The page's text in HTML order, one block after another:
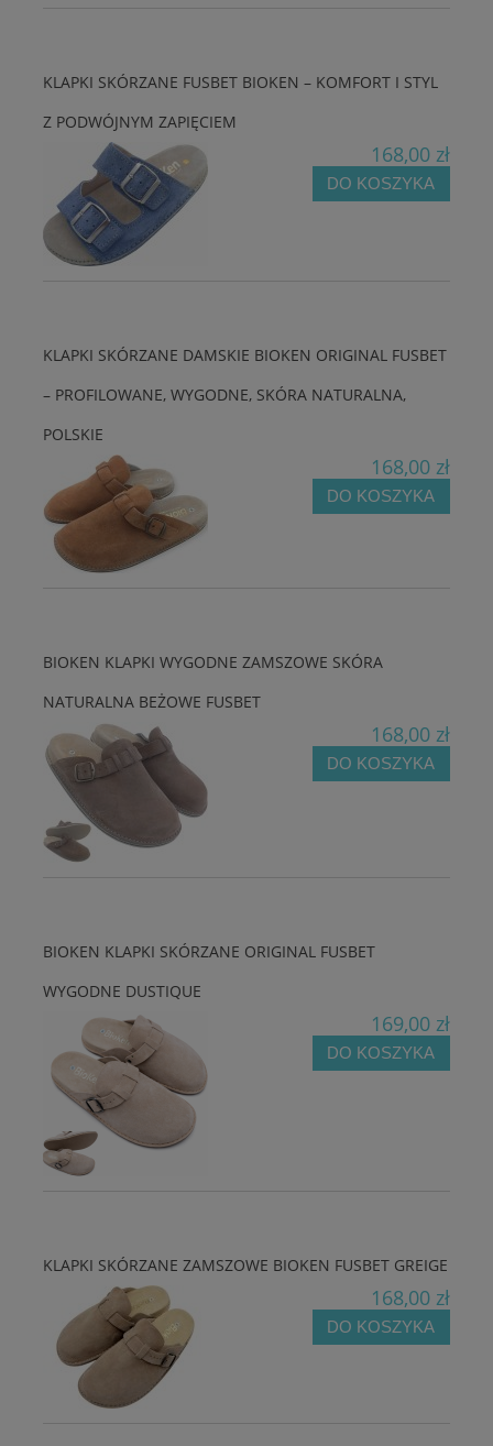
KLAPKI SKÓRZANE FUSBET BIOKEN – KOMFORT I STYL
Z PODWÓJNYM ZAPIĘCIEM
168,00 zł
DO KOSZYKA
KLAPKI SKÓRZANE DAMSKIE BIOKEN ORIGINAL FUSBET
– PROFILOWANE, WYGODNE, SKÓRA NATURALNA,
POLSKIE
168,00 zł
DO KOSZYKA
BIOKEN KLAPKI WYGODNE ZAMSZOWE SKÓRA
NATURALNA BEŻOWE FUSBET
168,00 zł
DO KOSZYKA
BIOKEN KLAPKI SKÓRZANE ORIGINAL FUSBET
WYGODNE DUSTIQUE
169,00 zł
DO KOSZYKA
KLAPKI SKÓRZANE ZAMSZOWE BIOKEN FUSBET GREIGE
168,00 zł
DO KOSZYKA